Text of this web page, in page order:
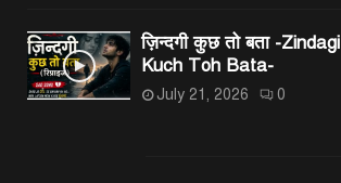
ज़िन्दगी कुछ तो बता -Zindagi
Kuch Toh Bata-
July 21, 2026 0